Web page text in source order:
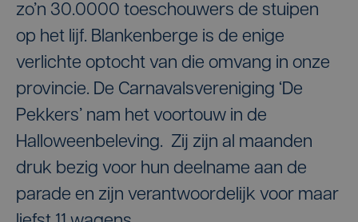
zo’n 30.0000 toeschouwers de stuipen
op het lijf. Blankenberge is de enige
verlichte optocht van die omvang in onze
provincie. De Carnavalsvereniging ‘De
Pekkers’ nam het voortouw in de
Halloweenbeleving. Zij zijn al maanden
druk bezig voor hun deelname aan de
parade en zijn verantwoordelijk voor maar